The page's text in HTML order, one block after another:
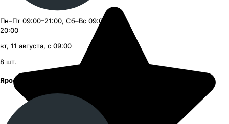
Пн–Пт 09:00–21:00, Сб–Вс 09:00–
20:00
вт, 11 августа, с 09:00
8 шт.
Ярославское шоссе